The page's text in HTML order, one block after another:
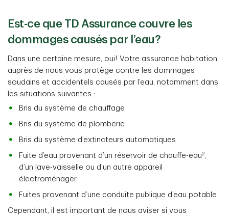
Est-ce que TD Assurance couvre les
dommages causés par l’eau?
Dans une certaine mesure, oui! Votre assurance habitation
auprès de nous vous protège contre les dommages
soudains et accidentels causés par l’eau, notamment dans
les situations suivantes :
Bris du système de chauffage
Bris du système de plomberie
Bris du système d’extincteurs automatiques
Fuite d’eau provenant d’un réservoir de chauffe-eau2,
d’un lave-vaisselle ou d’un autre appareil
électroménager
Fuites provenant d’une conduite publique d’eau potable
Cependant, il est important de nous aviser si vous